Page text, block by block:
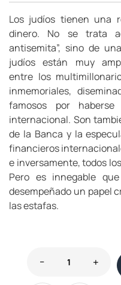
Los judíos tienen una
dinero. No se trata
antisemita”, sino de
judíos están muy
entre los
inmemoriales,
famosos por
internacional. Son
de la Banca y la
financieros
e inversamente, todos
Pero es innegable
desempeñado un papel
las estafas.